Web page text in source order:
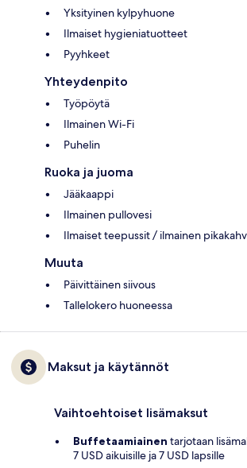
Yksityinen kylpyhuone
Ilmaiset hygieniatuotteet
Pyyhkeet
Yhteydenpito
Työpöytä
Ilmainen Wi-Fi
Puhelin
Ruoka ja juoma
Jääkaappi
Ilmainen pullovesi
Ilmaiset teepussit / ilmainen
Muuta
Päivittäinen siivous
Tallelokero huoneessa
Maksut ja käytännöt
Vaihtoehtoiset lisämaksut
Buffetaamiainen tarjotaan
7 USD aikuisille ja 7 USD lapsille